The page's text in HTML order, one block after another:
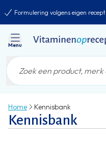
Formulering volgens eigen recept
Menu
Home Kennisbank
Kennisbank